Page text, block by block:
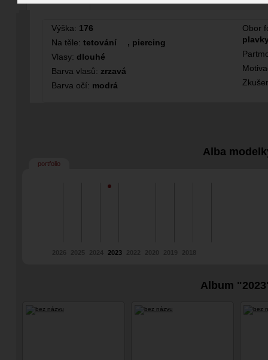
Výška: 176
Na těle: tetování , piercing
Vlasy: dlouhé
Barva vlasů: zrzavá
Barva očí: modrá
Obor
Alba
portfolio
2023
Album